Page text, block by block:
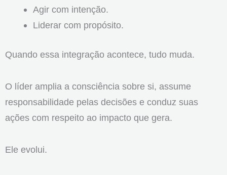
Agir com intenção.
Liderar com propósito.
Quando essa integração acontece, tudo muda.
O líder amplia a consciência sobre si, assume
responsabilidade pelas decisões e conduz suas
ações com respeito ao impacto que gera.
Ele evolui.